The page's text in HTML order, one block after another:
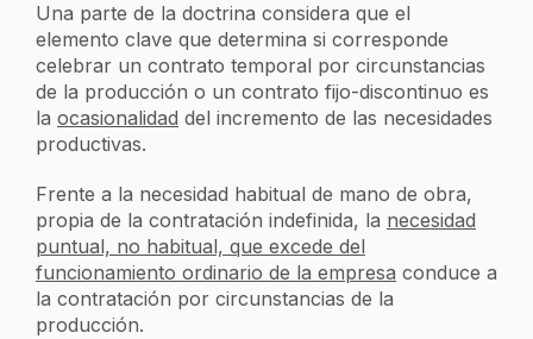
Una parte de la doctrina considera que el
elemento clave que determina si corresponde
celebrar un contrato temporal por circunstancias
de la producción o un contrato fijo-discontinuo es
la ocasionalidad del incremento de las necesidades
productivas.
Frente a la necesidad habitual de mano de obra,
propia de la contratación indefinida, la necesidad
puntual, no habitual, que excede del
funcionamiento ordinario de la empresa conduce a
la contratación por circunstancias de la
producción.